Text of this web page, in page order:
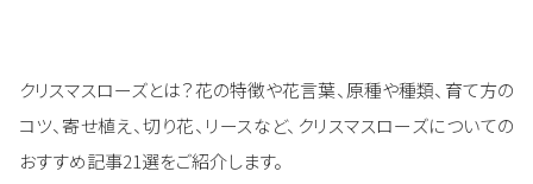
クリスマスローズとは？花の特徴や花言葉、原種や種類、育て方の
コツ、寄せ植え、切り花、リースなど、クリスマスローズについての
おすすめ記事21選をご紹介します。